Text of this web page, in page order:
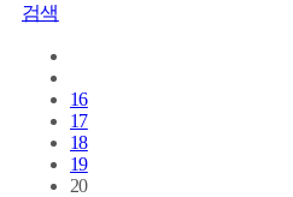
검색
16
17
18
19
20